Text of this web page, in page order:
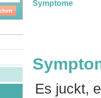
Symptome
Es juckt,